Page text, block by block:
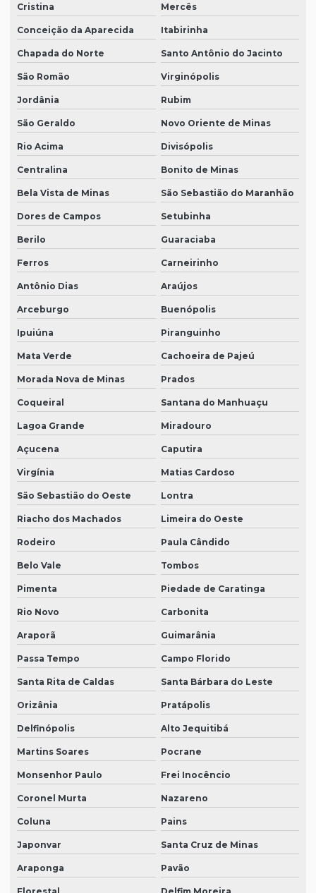
Cristina Mercês
Conceição da Aparecida Itabirinha
Chapada do Norte Santo Antônio do Jacinto
São Romão Virginópolis
Jordânia Rubim
São Geraldo Novo Oriente de Minas
Rio Acima Divisópolis
Centralina Bonito de Minas
Bela Vista de Minas São Sebastião do Maranhão
Dores de Campos Setubinha
Berilo Guaraciaba
Ferros Carneirinho
Antônio Dias Araújos
Arceburgo Buenópolis
Ipuiúna Piranguinho
Mata Verde Cachoeira de Pajeú
Morada Nova de Minas Prados
Coqueiral Santana do Manhuaçu
Lagoa Grande Miradouro
Açucena Caputira
Virgínia Matias Cardoso
São Sebastião do Oeste Lontra
Riacho dos Machados Limeira do Oeste
Rodeiro Paula Cândido
Belo Vale Tombos
Pimenta Piedade de Caratinga
Rio Novo Carbonita
Araporã Guimarânia
Passa Tempo Campo Florido
Santa Rita de Caldas Santa Bárbara do Leste
Orizânia Pratápolis
Delfinópolis Alto Jequitibá
Martins Soares Pocrane
Monsenhor Paulo Frei Inocêncio
Coronel Murta Nazareno
Coluna Pains
Japonvar Santa Cruz de Minas
Araponga Pavão